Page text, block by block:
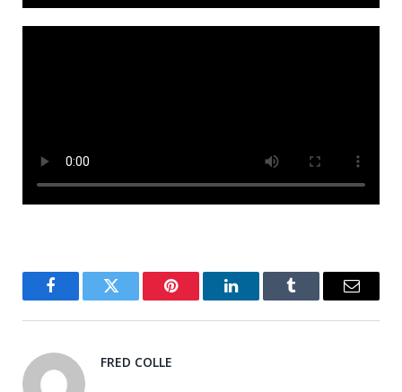
FacebookTwitter Pinterest LinkedInTumblr Email
FRED COLLE